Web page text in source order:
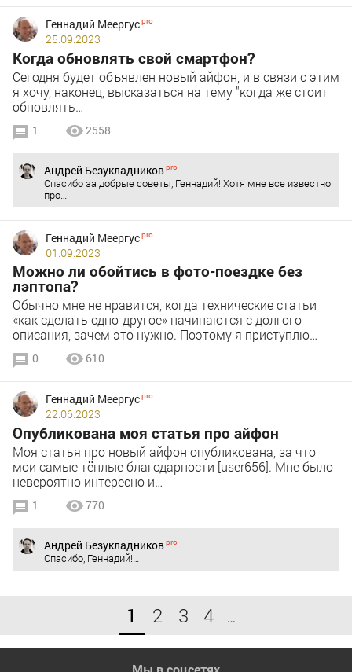
Геннадий Меергус
25.09.2023
Когда обновлять свой смартфон?
Сегодня будет объявлен новый айфон, и в связи с этим
я хочу, наконец, высказаться на тему "когда же стоит
обновлять…
1 2558
Андрей Безукладников
Спасибо за добрые советы, Геннадий! Хотя мне все известно
про…
Геннадий Меергус
01.09.2023
Можно ли обойтись в фото-поездке без
лэптопа?
Обычно мне не нравится, когда технические статьи
«как сделать одно-другое» начинаются с долгого
описания, зачем это нужно. Поэтому я приступлю…
0 610
Геннадий Меергус
22.06.2023
Опубликована моя статья про айфон
Моя статья про новый айфон опубликована, за что
мои самые тёплые благодарности [user656]. Мне было
невероятно интересно и…
1 770
Андрей Безукладников
Спасибо, Геннадий!…
1 2 3 4 …